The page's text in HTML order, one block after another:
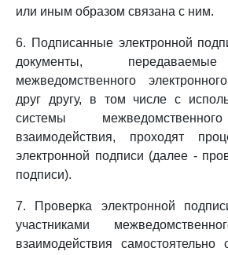
или иным образом связана с ним.
6. Подписанные электронной
документы,
межведомственного
друг другу, в том числе с
системы
взаимодействия, проходят
электронной подписи (далее -
подписи).
7. Проверка электронной
участниками
взаимодействия самостоятельно